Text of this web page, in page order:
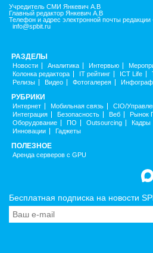
Учредитель СМИ Янкевич А.В
Главный редактор Янкевич А.В
Телефон и адрес электронной почты редакции
info@spbit.ru
РАЗДЕЛЫ
Новости Аналитика Интервью
Колонка редактора
IT рейтинг ICT Life
Релизы
Видео Фотогалерея
РУБРИКИ
Интернет Мобильная связь CIO/
Интеграция
Безопасность Веб Рынок
Оборудование
ПО Outsourcing Кадры
Инновации
Гаджеты
ПОЛЕЗНОЕ
Аренда серверов с GPU
Бесплатная подписка на новости